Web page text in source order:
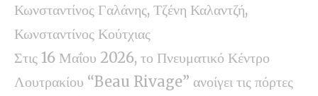
Κωνσταντίνος Γαλάνης, Τζένη Καλαντζή,
Κωνσταντίνος Κούτχιας
Στις 16 Μαΐου 2026, το Πνευματικό Κέντρο
Λουτρακίου “Beau Rivage” ανοίγει τις πόρτες